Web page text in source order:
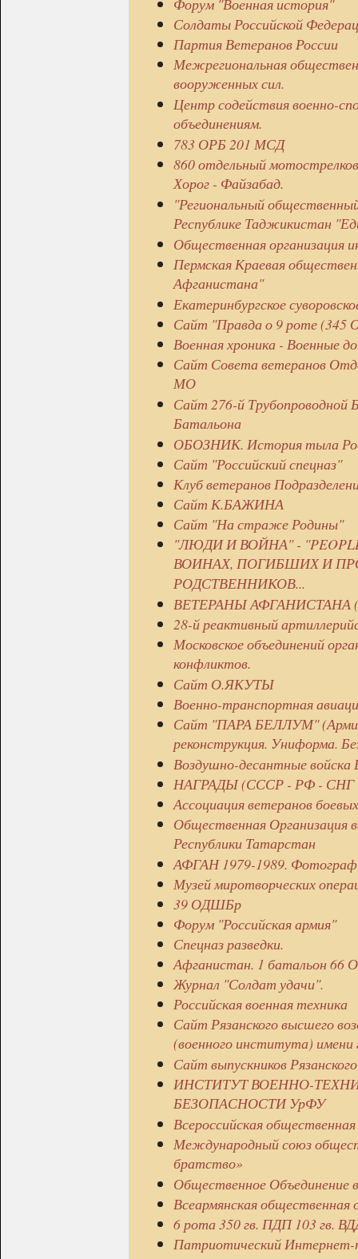
Форум "Военная история"
Солдаты Российской
Партия Ветеранов России
Межрегиональная
вооруженных сил.
Центр содействия военно-
объединениям.
783 ОРБ 201 МСД
860 отдельный
Хорог - Файзабад.
"Региональный
Республике Таджикистан
Общественная организация
Пермская Краевая
Афганистана"
Екатеринбургское
Сайт "Правда о 9 роте
Военная хроника - Военные
Сайт Совета ветеранов
МО
Сайт 276-й Трубопроводной
Батальона
ОБОЗНИК. История тыла
Сайт "Российский спецназ"
Клуб ветеранов
Сайт К.БАЖИНА
Сайт "На страже Родины"
"ЛЮДИ И ВОЙНА" -
ВОИНАХ, ПОГИБШИХ И
РОДСТВЕННИКОВ...
ВЕТЕРАНЫ АФГАНИСТАНА
28-й реактивный
Московское объединений
конфликтов.
Сайт О.ЯКУТЫ
Военно-транспортная
Сайт "ПАРА БЕЛЛУМ"
реконструкция. Униформа.
Воздушно-десантные войска
НАГРАДЫ (СССР - РФ - СНГ
Ассоциация ветеранов
Общественная Организация
Республики Татарстан
АФГАН 1979-1989.
Музей миротворческих
39 ОДШБр
Форум "Российская армия"
Спецназ разведки.
Афганистан. 1 батальон 66
Журнал "Солдат удачи".
Российская военная техника
Сайт Рязанского высшего
(военного института)
Сайт выпускников
ИНСТИТУТ ВОЕННО-
БЕЗОПАСНОСТИ УрФУ
Всероссийская
Международный союз
братство»
Общественное Объединение
Всеармянская общественная
6 рота 350 гв. ПДП 103 гв.
Патриотический Интернет-